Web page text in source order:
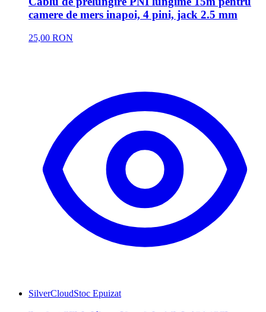
camere de mers inapoi, 4 pini, jack 2.5 mm
25,00 RON
SilverCloudStoc Epuizat